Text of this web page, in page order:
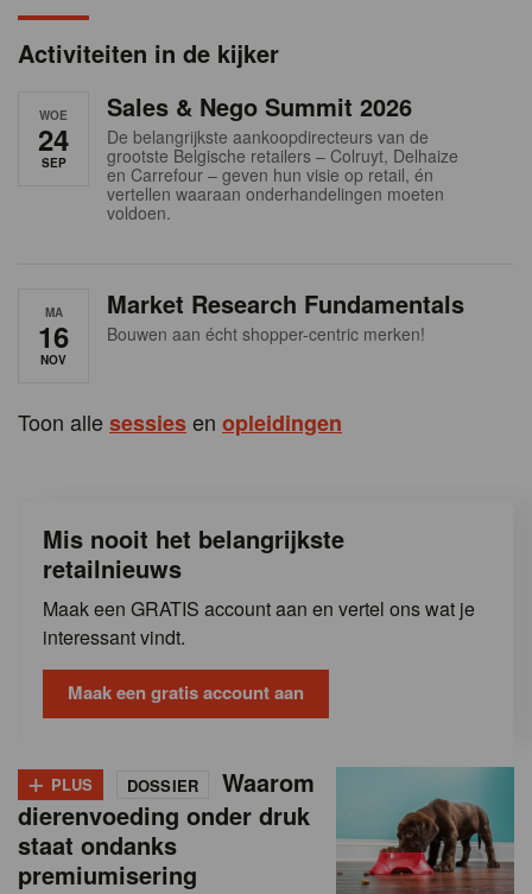
nActiviteiten in de kijker
WOE
24
SEP
Sales & Nego Summit 2026
De belangrijkste aankoopdirecteurs van de
grootste Belgische retailers – Colruyt, Delhaize
en Carrefour – geven hun visie op retail, én
vertellen waaraan onderhandelingen moeten
voldoen.
MA
16
NOV
Market Research Fundamentals
Bouwen aan écht shopper-centric merken!
Toon allesessiesen opleidingen
Mis nooit het belangrijkste
retailnieuws
Maak een GRATIS account aan en vertel ons wat je
interessant vindt.
Maak een gratis account aan
+ PLUS DOSSIER
Waarom
dierenvoeding onder druk
staat ondanks
premiumisering